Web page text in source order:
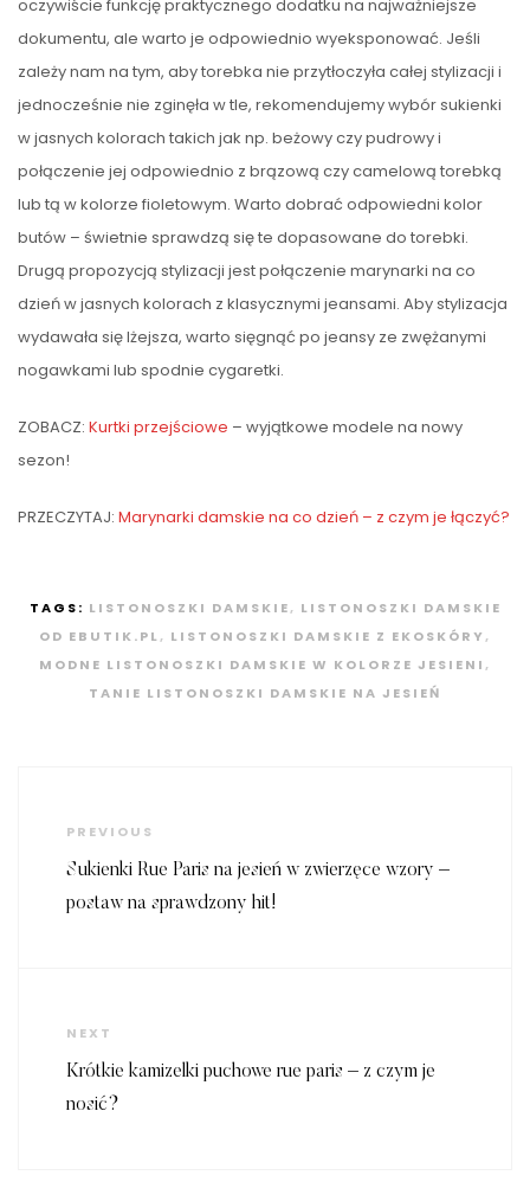
oczywiście funkcję praktycznego dodatku na najważniejsze
dokumentu, ale warto je odpowiednio wyeksponować. Jeśli
zależy nam na tym, aby torebka nie przytłoczyła całej stylizacji i
jednocześnie nie zginęła w tle, rekomendujemy wybór sukienki
w jasnych kolorach takich jak np. beżowy czy pudrowy i
połączenie jej odpowiednio z brązową czy camelową torebką
lub tą w kolorze fioletowym. Warto dobrać odpowiedni kolor
butów – świetnie sprawdzą się te dopasowane do torebki.
Drugą propozycją stylizacji jest połączenie marynarki na co
dzień w jasnych kolorach z klasycznymi jeansami. Aby stylizacja
wydawała się lżejsza, warto sięgnąć po jeansy ze zwężanymi
nogawkami lub spodnie cygaretki.
ZOBACZ: Kurtki przejściowe – wyjątkowe modele na nowy
sezon!
PRZECZYTAJ: Marynarki damskie na co dzień – z czym je łączyć?
TAGS: LISTONOSZKI DAMSKIE, LISTONOSZKI DAMSKIE
OD EBUTIK.PL, LISTONOSZKI DAMSKIE Z EKOSKÓRY,
MODNE LISTONOSZKI DAMSKIE W KOLORZE JESIENI,
TANIE LISTONOSZKI DAMSKIE NA JESIEŃ
wpisu
Previous
Post
PREVIOUS
Sukienki Rue Paris na jesień w zwierzęce wzory –
postaw na sprawdzony hit!
Next
Post
NEXT
Krótkie kamizelki puchowe rue paris – z czym je
nosić?